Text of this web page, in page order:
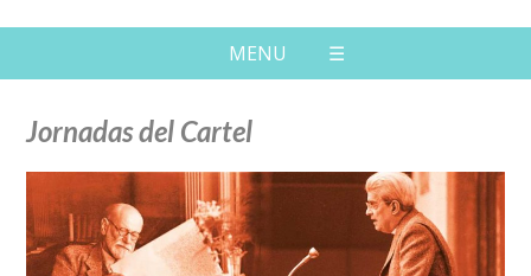
MENU ☰
Jornadas del Cartel